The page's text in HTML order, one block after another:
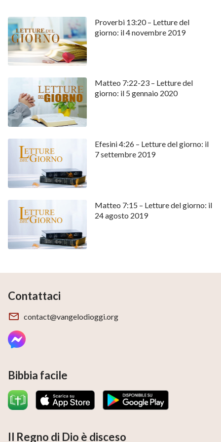
passaggio principale per la trasformazione e la
perfezione. Pertanto tu, peccatore che è stato solo
redento, non puoi ricevere direttamente l’eredità di
Dio”.
Letture del giorno mostreranno di più per
la devozione spirituale cristiana:
Vangelo di domani—Ho trovato la via per liberarmi dal
Proverbi 13:20 – Letture del
giorno: il 4 novembre 2019
Matteo 7:22-23 – Letture del
giorno: il 5 gennaio 2020
Efesini 4:26 – Letture del giorno: il
7 settembre 2019
Matteo 7:15 – Letture del giorno: il
24 agosto 2019
Contattaci
contact@vangelodioggi.org
Bibbia facile
Il Regno di Dio è disceso